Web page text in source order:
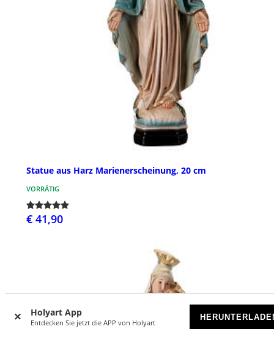
Holyart App
Entdecken Sie jetzt die APP von Holyart
Statue aus Harz Marienerscheinung, 20 cm
VORRÄTIG
€ 41,90